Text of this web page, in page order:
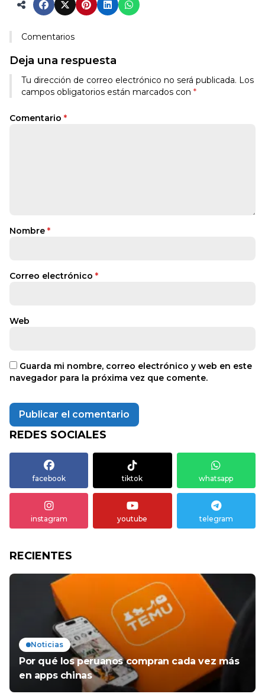
Comentarios
Deja una respuesta
Tu dirección de correo electrónico no será publicada. Los
campos obligatorios están marcados con *
Comentario *
Nombre *
Correo electrónico *
Web
Guarda mi nombre, correo electrónico y web en este
navegador para la próxima vez que comente.
REDES SOCIALES
facebook tiktok whatsapp
instagram youtube telegram
RECIENTES
Noticias
Por qué los peruanos compran cada vez más
en apps chinas